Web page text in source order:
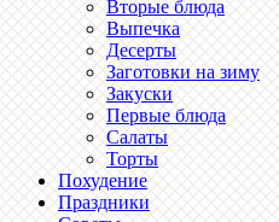
Вторые блюда
Выпечка
Десерты
Заготовки на зиму
Закуски
Первые блюда
Салаты
Торты
Похудение
Праздники